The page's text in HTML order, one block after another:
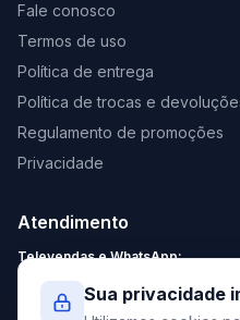
Fale conosco
Termos de uso
Política de entrega
Política de trocas e
Regulamento de promoções
Privacidade
Atendimento
Televendas e WhatsApp:
Sábado: 9:00 - 13:00
Sua privacidade